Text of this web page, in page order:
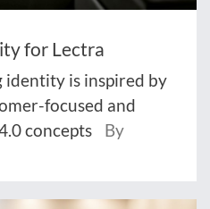
for Lectra
identity is inspired by
focused and
concepts
By